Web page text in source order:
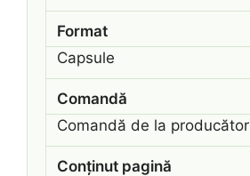
Format
Capsule
Comandă
Comandă de la producător
Conținut pagină